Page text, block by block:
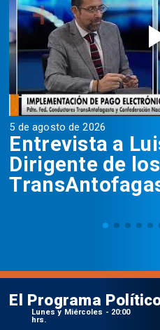
5 de agosto de 2026
Entrevista a
Dirigente de
El Programa
Lunes y Miércoles - 20:00
hrs.